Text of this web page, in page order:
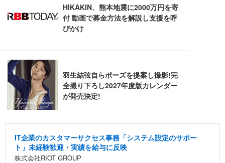
ス圧無段階昇降 360度回転 キャスター付き コンパク
ト 幅52×奥行58.5×高さ84～96cm テレワーク 在宅
勤務 ブラック
￥4,139
グモニター QD 24.5インチ 1ms FHD 量子ドット 残
像低減 (3年保証 | 輝点保証 | 日本メーカー)
￥34,980
ュラー 200枚入【Amazon.co.jp限定】
￥3,731
IT企業のカスタマーサクセス事務「システム設定のサポー
ト」未経験歓迎・実績を給与に反映
株式会社RIOT GROUP